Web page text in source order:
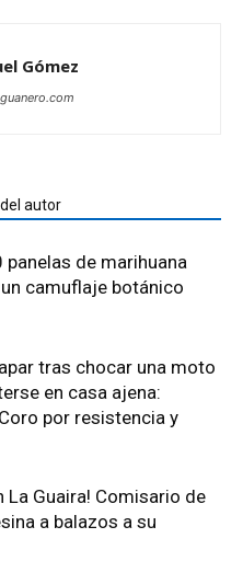
Gómez
autor
panelas de marihuana
camuflaje botánico
tras chocar una moto
en casa ajena:
por resistencia y
La Guaira! Comisario de
a balazos a su